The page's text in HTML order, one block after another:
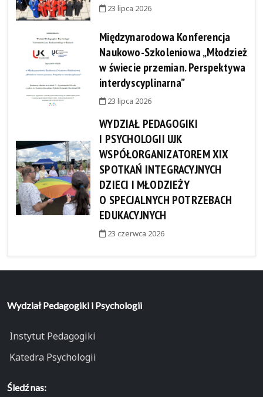
23 lipca 2026
Międzynarodowa Konferencja
Naukowo-Szkoleniowa „Młodzież
w świecie przemian. Perspektywa
interdyscyplinarna”
23 lipca 2026
WYDZIAŁ PEDAGOGIKI
I PSYCHOLOGII UJK
WSPÓŁORGANIZATOREM XIX
SPOTKAŃ INTEGRACYJNYCH
DZIECI I MŁODZIEŻY
O SPECJALNYCH POTRZEBACH
EDUKACYJNYCH
23 czerwca 2026
Wydział Pedagogiki i Psychologii
Instytut Pedagogiki
Katedra Psychologii
Śledź nas: